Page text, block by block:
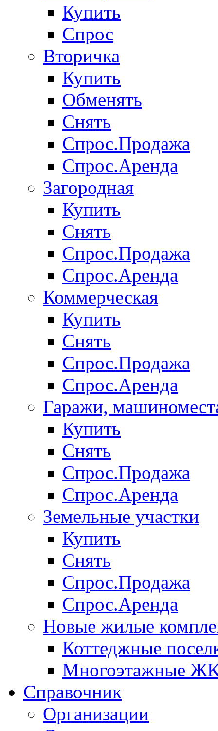
Купить
Спрос
Вторичка
Купить
Обменять
Снять
Спрос.Продажа
Спрос.Аренда
Загородная
Купить
Снять
Спрос.Продажа
Спрос.Аренда
Коммерческая
Купить
Снять
Спрос.Продажа
Спрос.Аренда
Гаражи,
Купить
Снять
Спрос.Продажа
Спрос.Аренда
Земельные участки
Купить
Снять
Спрос.Продажа
Спрос.Аренда
Новые жилые
Коттеджные
Многоэтажные
Справочник
Организации